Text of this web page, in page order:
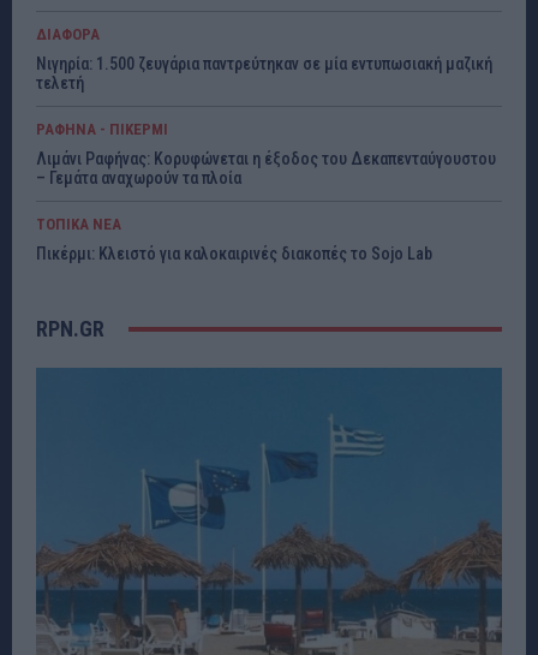
ΔΙΑΦΟΡΑ
Νιγηρία: 1.500 ζευγάρια παντρεύτηκαν σε μία εντυπωσιακή μαζική
τελετή
ΡΑΦΗΝΑ - ΠΙΚΕΡΜΙ
Λιμάνι Ραφήνας: Κορυφώνεται η έξοδος του Δεκαπενταύγουστου
– Γεμάτα αναχωρούν τα πλοία
ΤΟΠΙΚΑ ΝΕΑ
Πικέρμι: Κλειστό για καλοκαιρινές διακοπές το Sojo Lab
RPN.GR